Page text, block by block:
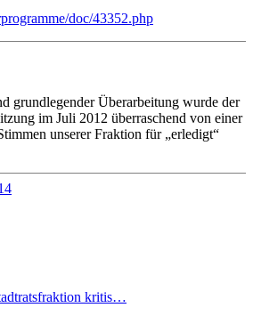
doc/43352.php
grundlegender Überarbeitung wurde der
im Juli 2012 überraschend von einer
unserer Fraktion für „erledigt“
kritis…